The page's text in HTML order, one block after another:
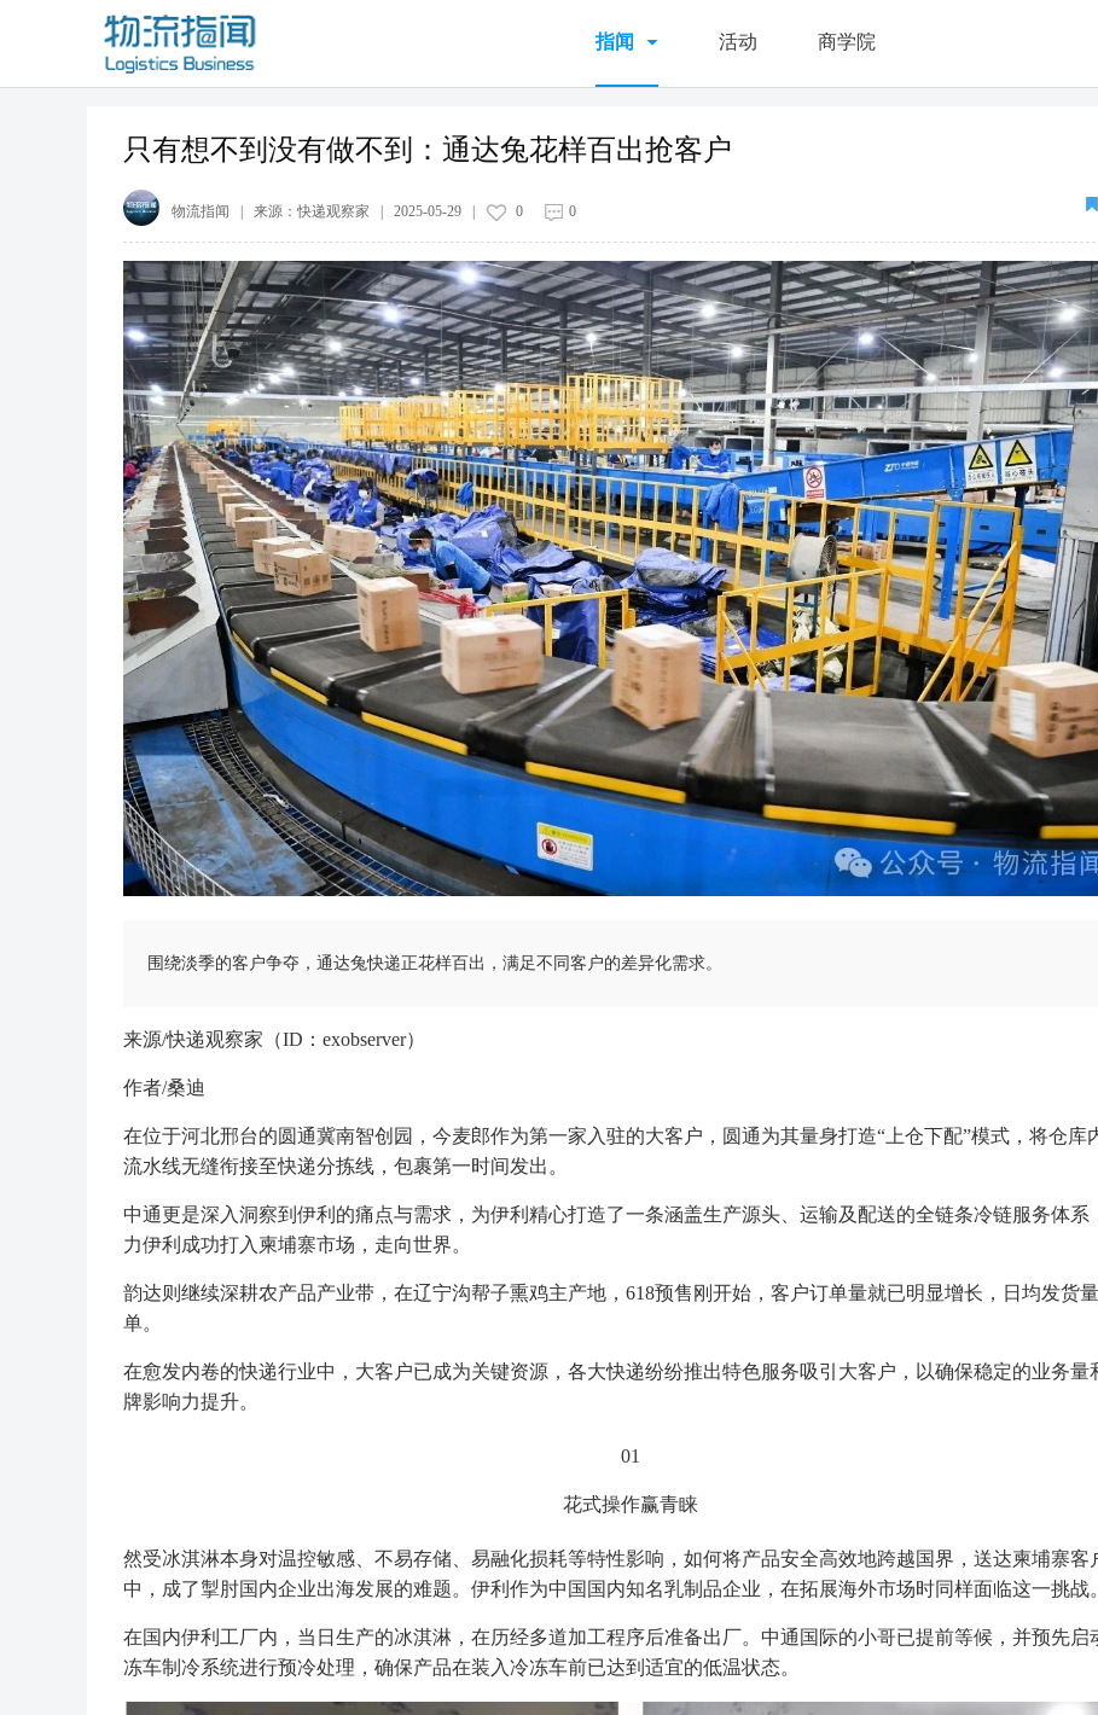
指闻 活动 商学院
只有想不到没有做不到：通达兔花样百出抢客户
物流指闻 | 来源：快递观察家 2025-05-29 0 0
围绕淡季的客户争夺，通达兔快递正花样百出，满足不同客户的差异化需求。
来源/快递观察家（ID：exobserver）
作者/桑迪
在位于河北邢台的圆通冀南智创园，今麦郎作为第一家入驻的大客户，圆通为其量身打造“上仓下配”模式，将仓库
流水线无缝衔接至快递分拣线，包裹第一时间发出。
中通更是深入洞察到伊利的痛点与需求，为伊利精心打造了一条涵盖生产源头、运输及配送的全链条冷链服务体系
力伊利成功打入柬埔寨市场，走向世界。
韵达则继续深耕农产品产业带，在辽宁沟帮子熏鸡主产地，618预售刚开始，客户订单量就已明显增长，日均发货
单。
在愈发内卷的快递行业中，大客户已成为关键资源，各大快递纷纷推出特色服务吸引大客户，以确保稳定的业务量
牌影响力提升。
01
花式操作赢青睐
然受冰淇淋本身对温控敏感、不易存储、易融化损耗等特性影响，如何将产品安全高效地跨越国界，送达柬埔寨客
中，成了掣肘国内企业出海发展的难题。伊利作为中国国内知名乳制品企业，在拓展海外市场时同样面临这一挑战。
在国内伊利工厂内，当日生产的冰淇淋，在历经多道加工程序后准备出厂。中通国际的小哥已提前等候，并预先启
冻车制冷系统进行预冷处理，确保产品在装入冷冻车前已达到适宜的低温状态。